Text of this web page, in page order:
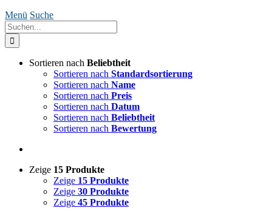
Menü Suche
Suche
nach:
Sortieren nach Beliebtheit
Sortieren nach Standardsortierung
Sortieren nach Name
Sortieren nach Preis
Sortieren nach Datum
Sortieren nach Beliebtheit
Sortieren nach Bewertung
Zeige 15 Produkte
Zeige 15 Produkte
Zeige 30 Produkte
Zeige 45 Produkte